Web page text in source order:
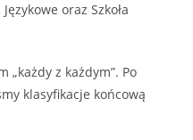
oraz Szkoła
„każdy z każdym”. Po
klasyfikacje końcową